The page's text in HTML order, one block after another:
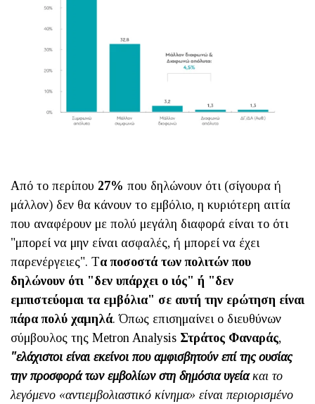
Από το περίπου 27% που δηλώνουν ότι (σίγουρα ή
μάλλον) δεν θα κάνουν το εμβόλιο, η κυριότερη αιτία
που αναφέρουν με πολύ μεγάλη διαφορά είναι το ότι
"μπορεί να μην είναι ασφαλές, ή μπορεί να έχει
παρενέργειες". Τα ποσοστά των πολιτών που
δηλώνουν ότι "δεν υπάρχει ο ιός" ή "δεν
εμπιστεύομαι τα εμβόλια" σε αυτή την ερώτηση είναι
πάρα πολύ χαμηλά. Όπως επισημαίνει ο διευθύνων
σύμβουλος της Metron Analysis Στράτος Φαναράς,
"ελάχιστοι είναι εκείνοι που αμφισβητούν επί της ουσίας
την προσφορά των εμβολίων στη δημόσια υγείακαι το
λεγόμενο «αντιεμβολιαστικό κίνημα» είναι περιορισμένο